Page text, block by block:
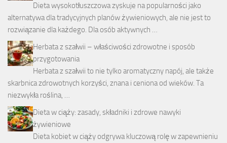
Dieta wysokotłuszczowa zyskuje na popularności jako
alternatywa dla tradycyjnych planów żywieniowych, ale nie jest to
rozwiązanie dla każdego. Dla osób aktywnych …
Herbata z szałwii – właściwości zdrowotne i sposób
przygotowania
Herbata z szałwii to nie tylko aromatyczny napój, ale także
skarbnica zdrowotnych korzyści, znana i ceniona od wieków. Ta
niezwykła roślina, …
Dieta w ciąży: zasady, składniki i zdrowe nawyki
żywieniowe
Dieta kobiet w ciąży odgrywa kluczową rolę w zapewnieniu